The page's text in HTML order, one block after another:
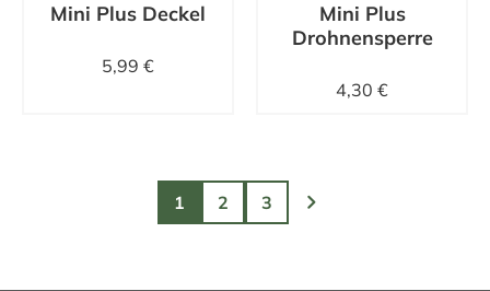
Mini Plus Deckel
5,99 €
Mini Plus
Drohnensperre
4,30 €
1 2 3